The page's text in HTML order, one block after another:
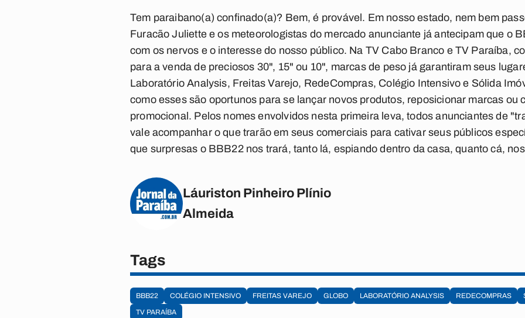
Tem paraibano(a) confinado(a)? Bem, é provável. Em nosso estado, nem bem
Furacão Juliette e os meteorologistas do mercado anunciante já antecipam que o
com os nervos e o interesse do nosso público. Na TV Cabo Branco e TV Paraíba,
para a venda de preciosos 30", 15" ou 10", marcas de peso já garantiram seus
Laboratório Analysis, Freitas Varejo, RedeCompras, Colégio Intensivo e Sólida
como esses são oportunos para se lançar novos produtos, reposicionar marcas ou
promocional. Pelos nomes envolvidos nesta primeira leva, todos anunciantes de
vale acompanhar o que trarão em seus comerciais para cativar seus públicos
que surpresas o BBB22 nos trará, tanto lá, espiando dentro da casa, quanto cá,
Láuriston Pinheiro Plínio
Almeida
Tags
BBB22 COLÉGIO INTENSIVO FREITAS VAREJO GLOBO LABORATÓRIO ANALYSIS REDECOMPRAS
TV PARAÍBA